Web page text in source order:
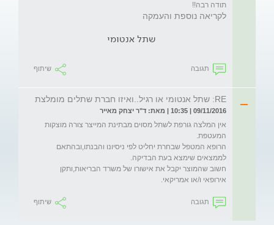
תודה רבה!!
לקריאה נוספת והעמקה
שתל אנטומי
תגובה שיתוף
RE: שתל אנטומי או רגיל..ואיזו חברת שתלים מומלצת
09/11/2016 | 10:35 | מאת: ד"ר יצחק מאייר
אין המלצה גורפת לשתל מסוים מבתינת המייצר צורה מוצקות
הרופא המטפל שבחרת יחליט לפי ניסיונו והבנתו,ובהתאם
חשוב שהמוצר יקבל את אישורו של משרד הבריאות,ותקן
אירופאי ו/או אמריקאי.
תגובה שיתוף